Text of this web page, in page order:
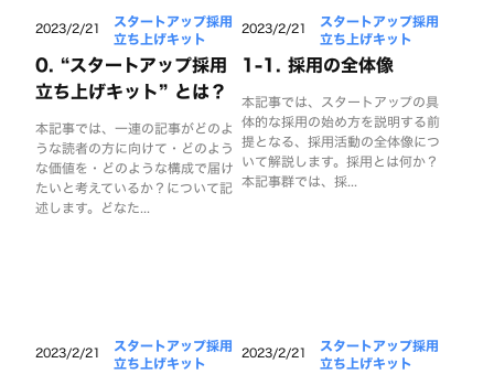
2023/2/21
スタートアップ採用
立ち上げキット
0. “スタートアップ採用
立ち上げキット” とは？
本記事では、一連の記事がどのよ
うな読者の方に向けて・どのよう
な価値を・どのような構成で届け
たいと考えているか？について記
述します。どなた...
2023/2/21
スタートアップ採用
立ち上げキット
1-1. 採用の全体像
本記事では、スタートアップの具
体的な採用の始め方を説明する前
提となる、採用活動の全体像につ
いて解説します。採用とは何か？
本記事群では、採...
2023/2/21
スタートアップ採用
立ち上げキット
2023/2/21
スタートアップ採用
立ち上げキット